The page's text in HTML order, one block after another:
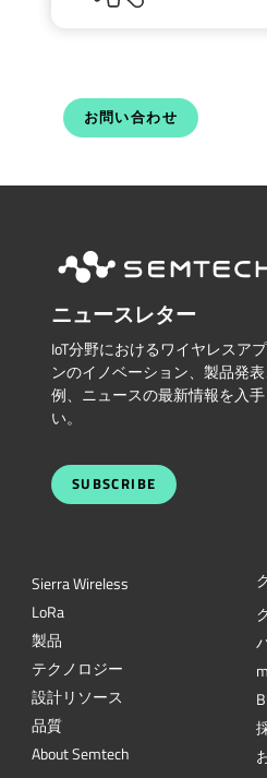
お問い合わせ
ニュースレター
IoT分野におけるワイヤレスア
ンのイノベーション、製品発
例、ニュースの最新情報を入
い。
SUBSCRIBE
Sierra Wireless
LoRa
製品
テクノロジー
設計リソース
品質
About Semtech